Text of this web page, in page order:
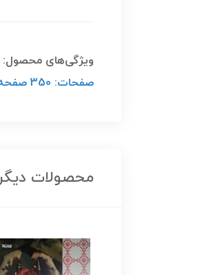
ویژگی‌های محصول:
صفحات: 350 صفحه،
محصولات